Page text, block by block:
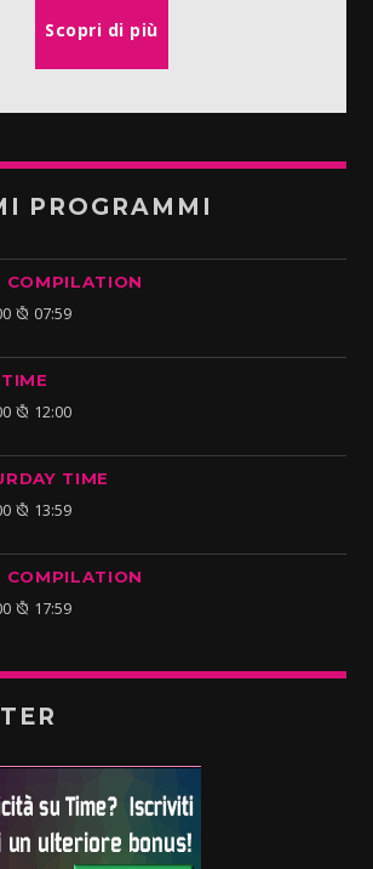
Scopri di più
PROGRAMMI
COMPILATION
07:59
12:00
TIME
13:59
COMPILATION
17:59